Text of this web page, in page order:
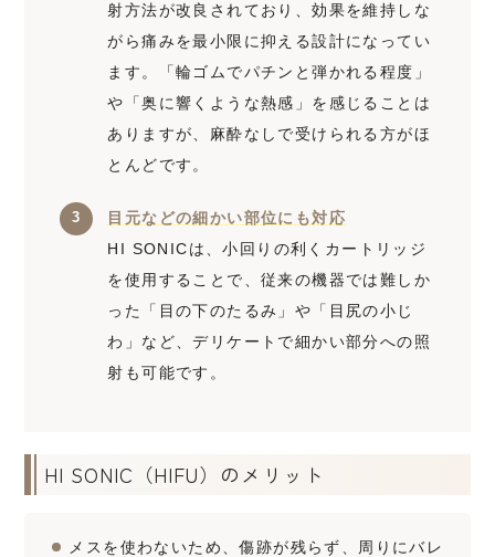
射方法が改良されており、効果を維持しな
がら痛みを最小限に抑える設計になってい
ます。「輪ゴムでパチンと弾かれる程度」
や「奥に響くような熱感」を感じることは
ありますが、麻酔なしで受けられる方がほ
とんどです。
目元などの細かい部位にも対応
HI SONICは、小回りの利くカートリッジ
を使用することで、従来の機器では難しか
った「目の下のたるみ」や「目尻の小じ
わ」など、デリケートで細かい部分への照
射も可能です。
HI SONIC（HIFU）のメリット
メスを使わないため、傷跡が残らず、周りにバレ